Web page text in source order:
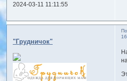
2024-03-11 11:11:55
"Грудничок"